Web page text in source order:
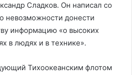
Сладков. Он написал со
невозможности донести
информацию «о высоких
в людях и в технике».
Тихоокеанским флотом